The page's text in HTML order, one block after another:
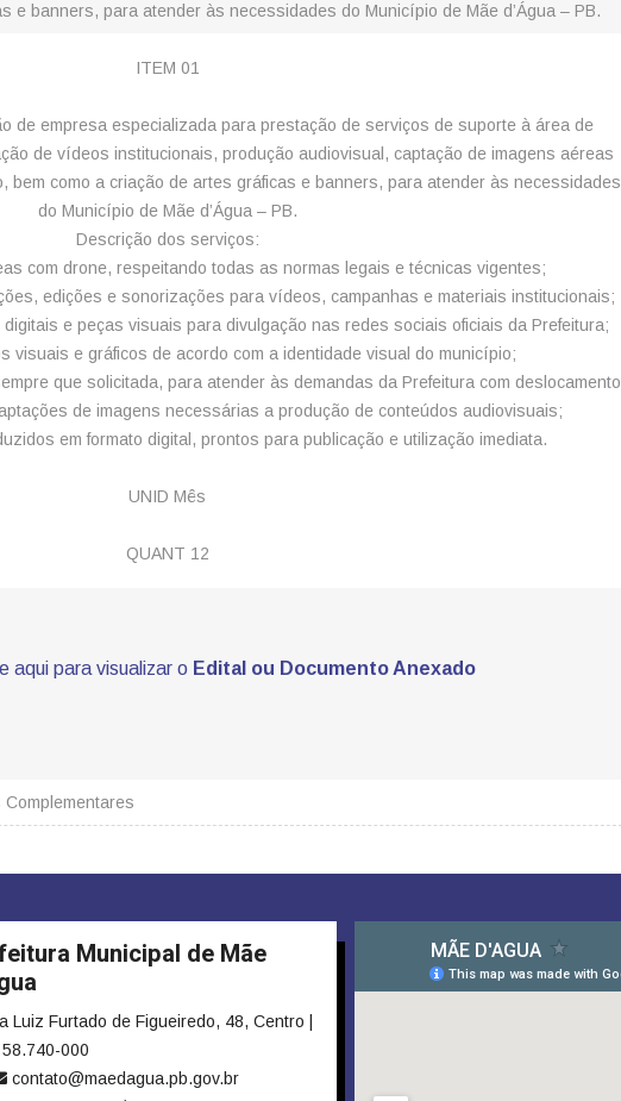
e banners, para atender às necessidades do Município de Mãe d’Água – PB.
ITEM 01
de empresa especializada para prestação de serviços de suporte à área de
de vídeos institucionais, produção audiovisual, captação de imagens aéreas
bem como a criação de artes gráficas e banners, para atender às necessidades
do Município de Mãe d’Água – PB.
Descrição dos serviços:
com drone, respeitando todas as normas legais e técnicas vigentes;
edições e sonorizações para vídeos, campanhas e materiais institucionais;
e peças visuais para divulgação nas redes sociais oficiais da Prefeitura;
visuais e gráficos de acordo com a identidade visual do município;
que solicitada, para atender às demandas da Prefeitura com deslocamento
de imagens necessárias a produção de conteúdos audiovisuais;
em formato digital, prontos para publicação e utilização imediata.
UNID Mês
QUANT 12
aqui para visualizar o Edital ou Documento Anexado
Complementares
Municipal de Mãe
Luiz Furtado de Figueiredo, 48, Centro |
000
contato@maedagua.pb.gov.br